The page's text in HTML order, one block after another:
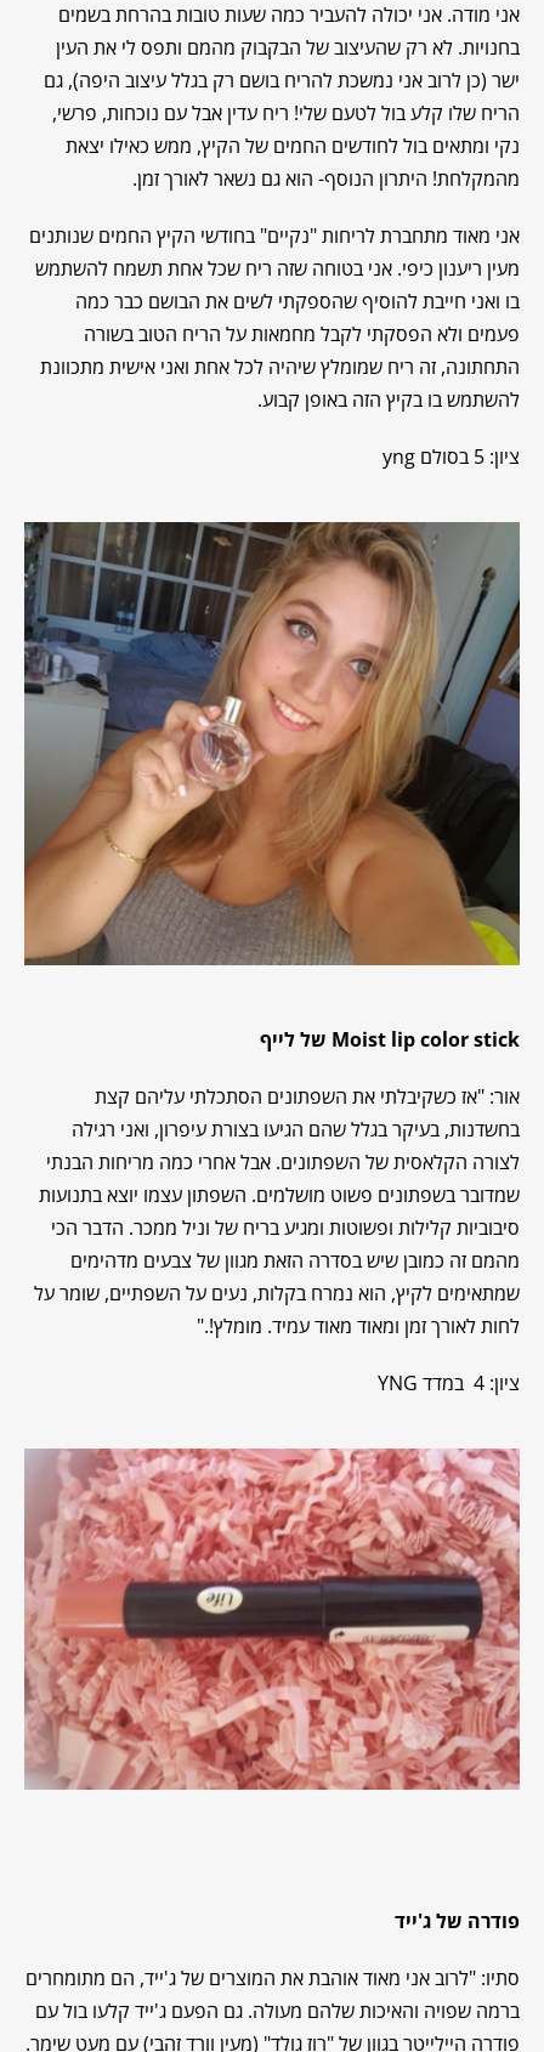
אני מודה. אני יכולה להעביר כמה שעות טובות בהרחת בשמים
בחנויות. לא רק שהעיצוב של הבקבוק מהמם ותפס לי את העין
ישר (כן לרוב אני נמשכת להריח בושם רק בגלל עיצוב היפה), גם
הריח שלו קלע בול לטעם שלי! ריח עדין אבל עם נוכחות, פרשי,
נקי ומתאים בול לחודשים החמים של הקיץ, ממש כאילו יצאת
מהמקלחת! היתרון הנוסף- הוא גם נשאר לאורך זמן.
אני מאוד מתחברת לריחות "נקיים" בחודשי הקיץ החמים שנותנים
מעין ריענון כיפי. אני בטוחה שזה ריח שכל אחת תשמח להשתמש
בו ואני חייבת להוסיף שהספקתי לשים את הבושם כבר כמה
פעמים ולא הפסקתי לקבל מחמאות על הריח הטוב בשורה
התחתונה, זה ריח שמומלץ שיהיה לכל אחת ואני אישית מתכוונת
להשתמש בו בקיץ הזה באופן קבוע.
ציון: 5 בסולם yng
Moist lip colorstick של לייף
אור: "אז כשקיבלתי את השפתונים הסתכלתי עליהם קצת
בחשדנות, בעיקר בגלל שהם הגיעו בצורת עיפרון, ואני רגילה
לצורה הקלאסית של השפתונים. אבל אחרי כמה מריחות הבנתי
שמדובר בשפתונים פשוט מושלמים. השפתון עצמו יוצא בתנועות
סיבוביות קלילות ופשוטות ומגיע בריח של וניל ממכר. הדבר הכי
מהמם זה כמובן שיש בסדרה הזאת מגוון של צבעים מדהימים
שמתאימים לקיץ, הוא נמרח בקלות, נעים על השפתיים, שומר על
לחות לאורך זמן ומאוד מאוד עמיד. מומלץ!."
ציון: 4 במדד YNG
פודרה של ג'ייד
סתיו: "לרוב אני מאוד אוהבת את המוצרים של ג'ייד, הם מתומחרים
ברמה שפויה והאיכות שלהם מעולה. גם הפעם ג'ייד קלעו בול עם
פודרה היילייטר בגוון של "רוז גולד" (מעין וורד זהבי) עם מעט שימר.